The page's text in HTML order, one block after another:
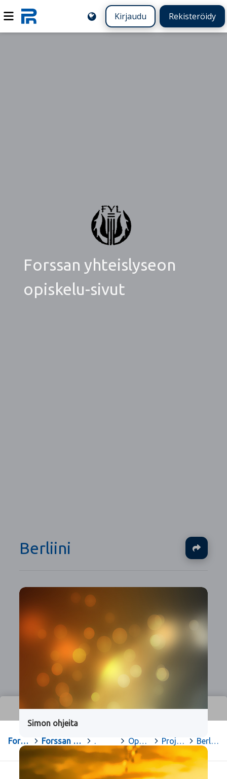
Kirjaudu Rekisteröidy
Forssan yhteislyseon
opiskelu-sivut
Forssa > Forssan yhteislyseon opiskelu-sivut > . > Oppiaineet > Projektit ja hankkeet > Berliini
Berliini
Simon ohjeita